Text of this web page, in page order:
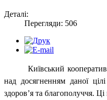
Деталі:
Перегляди: 506
Київський
над досягненням даної
здоров’я та благополуччя.